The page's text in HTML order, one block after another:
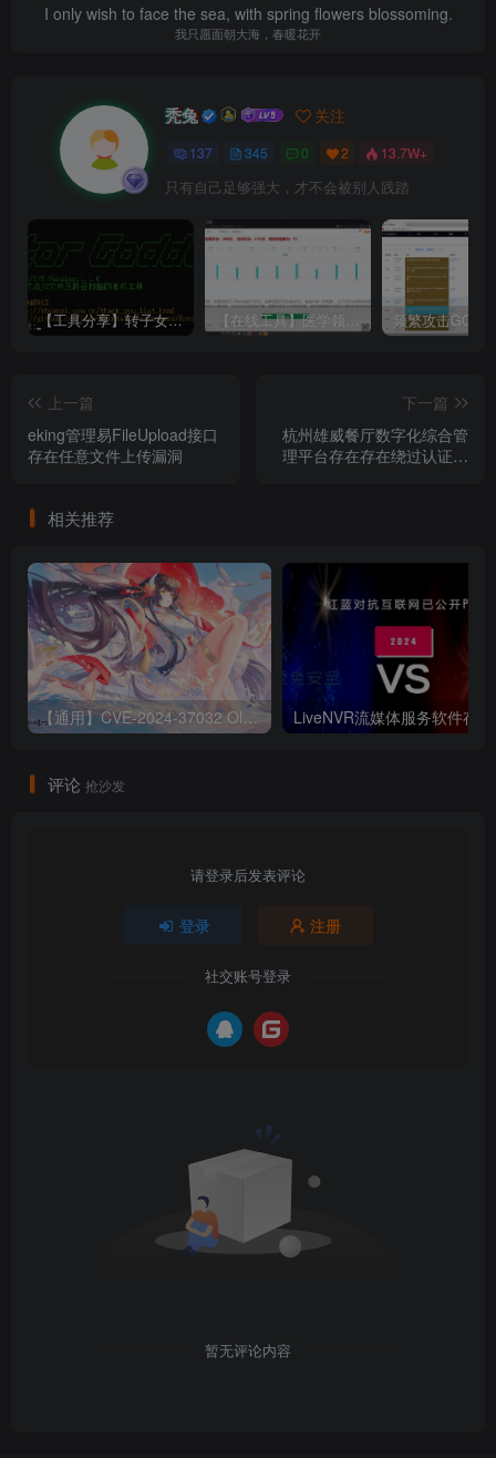
I only wish to face the sea, with spring flowers blossoming.
我只愿面朝大海，春暖花开
秃兔 关注
137 345 0 2 13.7W+
只有自己足够强大，才不会被别人践踏
【工具分享】转子女神Rotor_Goddess 【在线工具】医学领域·心理症状自评量表SCL-90
上一篇
eking管理易FileUpload接口
存在任意文件上传漏洞
下一篇
杭州雄威餐厅数字化综合管
理平台存在存在绕过认证导
相关推荐
【通用】CVE-2024-37032 Ollama 远程代码执行漏洞
评论 抢沙发
请登录后发表评论
登录 注册
社交账号登录
暂无评论内容